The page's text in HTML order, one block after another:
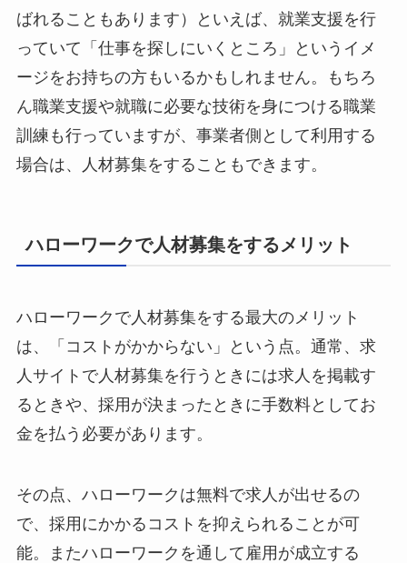
ばれることもあります）といえば、就業支援を行
っていて「仕事を探しにいくところ」というイメ
ージをお持ちの方もいるかもしれません。もちろ
ん職業支援や就職に必要な技術を身につける職業
訓練も行っていますが、事業者側として利用する
場合は、人材募集をすることもできます。
ハローワークで人材募集をするメリット
ハローワークで人材募集をする最大のメリット
は、「コストがかからない」という点。通常、求
人サイトで人材募集を行うときには求人を掲載す
るときや、採用が決まったときに手数料としてお
金を払う必要があります。
その点、ハローワークは無料で求人が出せるの
で、採用にかかるコストを抑えられることが可
能。またハローワークを通して雇用が成立する